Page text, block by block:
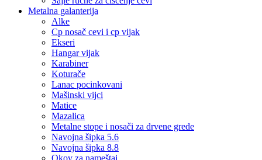
Metalna galanterija
Alke
Cp nosač cevi i cp vijak
Ekseri
Hangar vijak
Karabiner
Koturače
Lanac pocinkovani
Mašinski vijci
Matice
Mazalica
Metalne stope i nosači za drvene grede
Navojna šipka 5.6
Navojna šipka 8.8
Okov za nameštaj